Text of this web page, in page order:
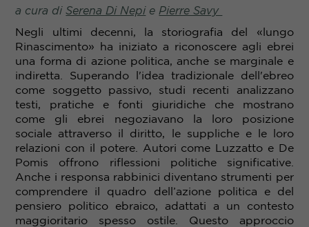
a cura di Serena Di Nepie Pierre Savy
Negli ultimi decenni, la storiografia del «lungo
Rinascimento» ha iniziato a riconoscere agli ebrei
una forma di azione politica, anche se marginale e
indiretta. Superando l'idea tradizionale dell'ebreo
come soggetto passivo, studi recenti analizzano
testi, pratiche e fonti giuridiche che mostrano
come gli ebrei negoziavano la loro posizione
sociale attraverso il diritto, le suppliche e le loro
relazioni con il potere. Autori come Luzzatto e De
Pomis offrono riflessioni politiche significative.
Anche i responsa rabbinici diventano strumenti per
comprendere il quadro dell’azione politica e del
pensiero politico ebraico, adattati a un contesto
maggioritario spesso ostile
Questo approccio